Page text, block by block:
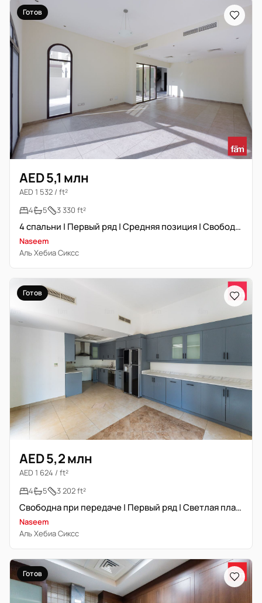
Готов
AED 5,1 млн
AED 1 532 / ft²
4
5 3 330 ft²
4 спальни | Первый ряд | Средняя позиция | Свободна скоро
Naseem
Аль Хебиа Сиксс
Готов
AED 5,2 млн
AED 1 624 / ft²
4
5 3 202 ft²
Свободна при передаче | Первый ряд | Светлая планировка | Удачная планировка
Naseem
Аль Хебиа Сиксс
Готов